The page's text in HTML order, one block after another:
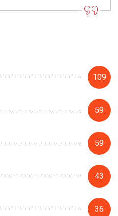
109
59
59
43
36